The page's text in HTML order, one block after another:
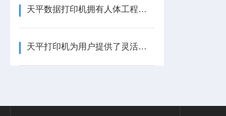
天平数据打印机拥有人体工程学设计
天平打印机为用户提供了灵活而广阔的选择空间